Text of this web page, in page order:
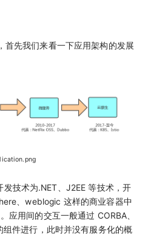
首先我们来看一下应用架构的发展
技术为.NET、J2EE 等技术，开
、weblogic 这样的商业容器中
应用间的交互一般通过 CORBA、
组件进行，此时并没有服务化的概